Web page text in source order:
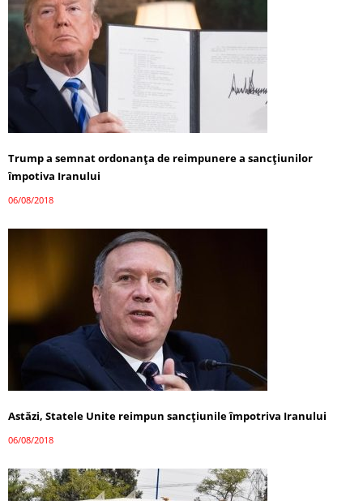
Trump a semnat ordonanţa de reimpunere a sancţiunilor
împotiva Iranului
06/08/2018
Astăzi, Statele Unite reimpun sancţiunile împotriva Iranului
06/08/2018